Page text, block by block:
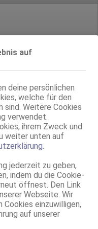
auf
deine persönlichen
welche für den
Weitere Cookies
verwendet.
ihrem Zweck und
weiter unten auf
.
jederzeit zu geben,
indem du die Cookie-
öffnest. Den Link
Webseite. Wir
Cookies einzuwilligen,
auf unserer
TS, 24 Jahre, D, mittel, 1,60m - 1,70m, 66-70kg, europäisch
26 Jahre, 75B, KF 36, 1.65m, total rasiert, osteuropäisch
ZK, 69, Franz b. Ihr, BV, Schmu., Kuscheln, Körperküs., DSa